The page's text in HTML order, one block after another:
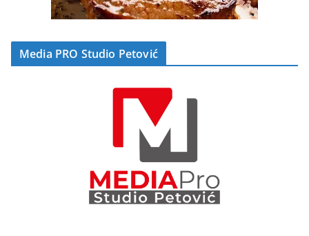
Media PRO Studio Petović